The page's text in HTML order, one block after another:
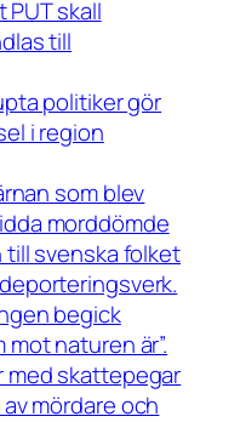
PUT skall
till
politiker gör
i region
som blev
morddömde
till svenska folket
begick
naturen är”.
med skattepegar
mördare och